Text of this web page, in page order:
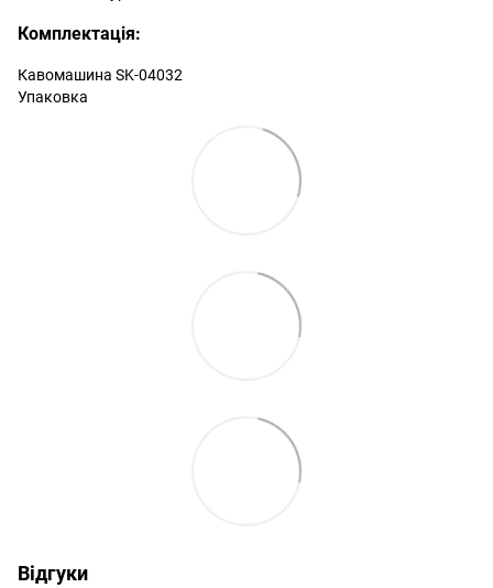
Комплектація:
Кавомашина SK-04032
Упаковка
Відгуки